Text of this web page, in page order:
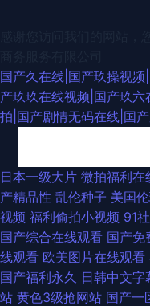
国产久在线|国产玖操视
产玖玖在线视频|国产玖
拍|国产剧情无码在线|国
超碰人人爱人人爽 人人肏人
在这里 四虎日韩色图 三级片
精品福利社 黄色片西瓜视频
91视频9999 白嫩玉足足交
日本一级大片 微拍福利在
产精品性 乱伦种子 美国
视频 福利偷拍小视频 91
国产综合在线观看 国产免
线观看 欧美图片在线观看
国产福利永久 日韩中文字
站 黄色3级抢网站 国产一